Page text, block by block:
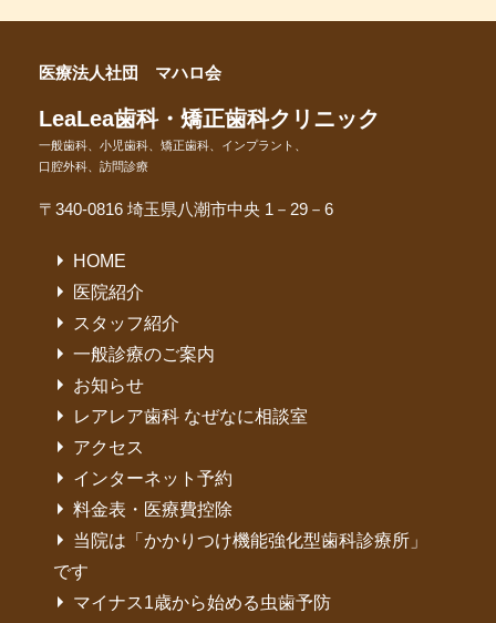
医療法人社団 マハロ会
LeaLea歯科・矯正歯科クリニック
一般歯科、小児歯科、矯正歯科、インプラント、
口腔外科、訪問診療
〒340-0816 埼玉県八潮市中央 1－29－6
HOME
医院紹介
スタッフ紹介
一般診療のご案内
お知らせ
レアレア歯科 なぜなに相談室
アクセス
インターネット予約
料金表・医療費控除
当院は「かかりつけ機能強化型歯科診療所」
です
マイナス1歳から始める虫歯予防